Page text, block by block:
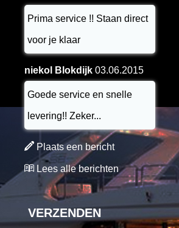
Prima service !! Staan direct
voor je klaar
niekol Blokdijk 03.06.2015
Goede service en snelle
levering!! Zeker...
Plaats een bericht
Lees alle berichten
VERZENDEN